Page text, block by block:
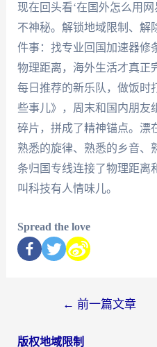
现在回头看‘在国外怎么用
不神秘。解锁地域限制、解
件事：找专业回国加速器修
物理距离，海外生活才真正
每日推荐的新乐队，做饭时
些事儿》，周末和国内朋友
碎片，拼成了精神锚点。漂
熟悉的旋律、熟悉的乡音、
条归国专线连接了物理距离
叫科技有人情味儿。
Spread the love
← 前一篇文章
版权地域限制